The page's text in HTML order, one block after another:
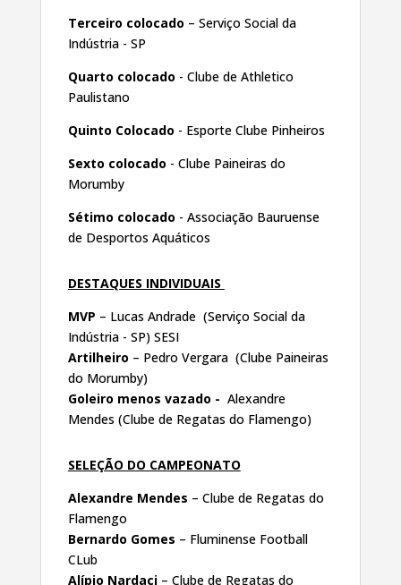
Terceiro colocado – Serviço Social da
Indústria - SP
Quarto colocado - Clube de Athletico
Paulistano
Quinto Colocado - Esporte Clube Pinheiros
Sexto colocado - Clube Paineiras do
Morumby
Sétimo colocado - Associação Bauruense
de Desportos Aquáticos
DESTAQUES INDIVIDUAIS
MVP – Lucas Andrade (Serviço Social da
Indústria - SP) SESI
Artilheiro – Pedro Vergara (Clube Paineiras
do Morumby)
Goleiro menos vazado - Alexandre
Mendes (Clube de Regatas do Flamengo)
SELEÇÃO DO CAMPEONATO
Alexandre Mendes – Clube de Regatas do
Flamengo
Bernardo Gomes – Fluminense Football
CLub
Alípio Nardaci– Clube de Regatas do